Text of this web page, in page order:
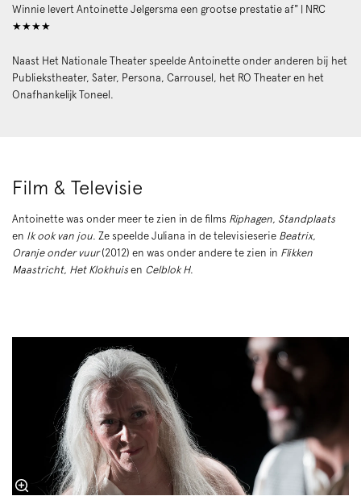
Winnie levert Antoinette Jelgersma een grootse prestatie af" | NRC
★★★★
Naast Het Nationale Theater speelde Antoinette onder anderen bij het
Publiekstheater, Sater, Persona, Carrousel, het RO Theater en het
Onafhankelijk Toneel.
Film & Televisie
Antoinette was onder meer te zien in de films Riphagen, Standplaats
en Ik ook van jou. Ze speelde Juliana in de televisieserie Beatrix,
Oranje onder vuur(2012) en was onder andere te zien in Flikken
Maastricht, Het Klokhuis en Celblok H.